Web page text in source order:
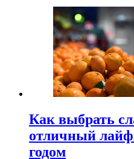
Как выбрать
отличный
годом